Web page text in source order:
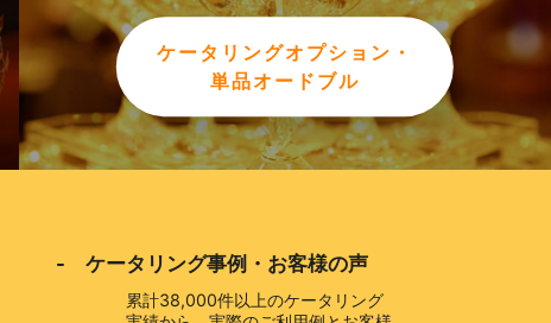
ケータリングオプション・
単品オードブル
- ケータリング事例・お客様の声
累計38,000件以上のケータリング